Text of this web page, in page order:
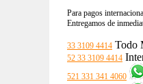
Para pagos
Entregamos de
33 3109 4414 Todo
52 33 3109 4414
521 331 341 4060